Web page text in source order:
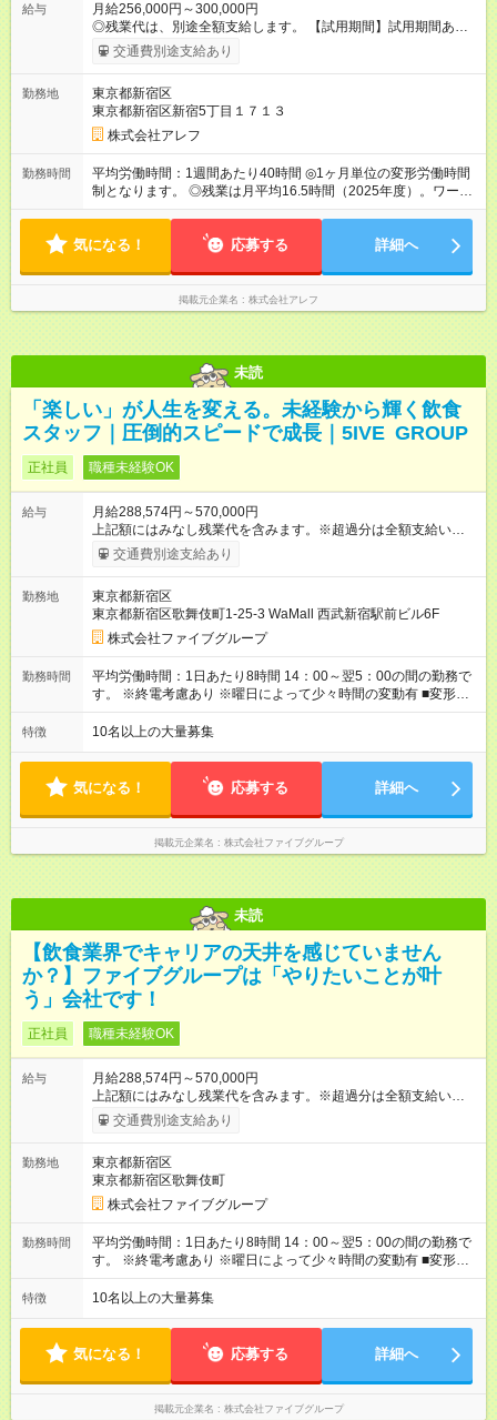
給与
月給256,000円～300,000円
◎残業代は、別途全額支給します。 【試用期間】試用期間あり
試用期間の長さ：3ヶ月 雇用形態、給与は本採用時と同じです。
交通費別途支給あり
勤務地
東京都新宿区
東京都新宿区新宿5丁目１７１３
株式会社アレフ
勤務時間
平均労働時間：1週間あたり40時間 ◎1ヶ月単位の変形労働時間
制となります。 ◎残業は月平均16.5時間（2025年度）。ワーク
ライフバランス充実のため、働きやすい環境づくりを推進して
労働時間制となります。 ◎残業は月平均16.5時間（2025年
りを推進しています。
気になる！ 応募する 詳細へ
掲載元企業名 株式会社アレフ
未読
「楽しい」が人生を変える。未経験から輝く飲食
スタッフ｜圧倒的スピードで成長｜5IVE GROUP
正社員 職種未経験OK
給与
月給288,574円～570,000円
上記額にはみなし残業代を含みます。※超過分は全額支給いたし
ます。 みなし残業代 55,495円／月 みなし残業時間 36時間／月
■昇給あり 年2回の給与査定による ■賞与あり ■前払い賞与あり
■残業手当あり ■交通費支給（上限3万円/月） ■引越し手当 敷
金・礼金・保証金・保険料の初期費用+荷物運搬費を支給 ※規定
あり ■積立金制度 給与ならびに賞与から積立を行える(年利2%)
シフトは22:00～翌5:00の深夜帯に入ってもらうこともありま
す。 一般的な飲食業では、この深夜帯のお給料は「みなし」と
して基本給に含まれることがしばしば・・・ でもファイブでは
ら楽しい接客は出来ません。 頑張りに対しては誠実に向き合っ
てしっかり還元することを大事にしています！ 【試用期間】試
用期間あり 試用期間の長さ：3ヶ月 雇用形態、給与は本採用時
と同じです。
交通費別途支給あり
勤務地
東京都新宿区
東京都新宿区歌舞伎町1-25-3 WaMall 西武新宿駅前ビル6F
株式会社ファイブグループ
勤務時間
平均労働時間：1日あたり8時間 14：00～翌5：00の間の勤務で
す。 ※終電考慮あり ※曜日によって少々時間の変動有 ■変形労
働時間制 ■実労働時間：8時間程度 ■休憩時間：1時間程度～2時
間 休憩時間は勤務時間による ■月平均所定労働時間：173時間 ■
14：00～翌5：00の間の勤務です。 ※終電考慮あり ※曜日によ
って少々時間の変動有 ■変形労働時間制 ■実労働時間：8時間程
度 ■休憩時間：1時間程度～2時間 休憩時間は勤務時間による ■
月平均所定労働時間：173時間 ■平均残業時間：42時間程度
特徴 10名以上の大量募集
気になる！ 応募する 詳細へ
掲載元企業名 株式会社ファイブグループ
未読
【飲食業界でキャリアの天井を感じていません
か？】ファイブグループは「やりたいことが叶
う」会社です！
正社員 職種未経験OK
給与
月給288,574円～570,000円
上記額にはみなし残業代を含みます。※超過分は全額支給いたし
ます。 みなし残業代 55,495円／月 みなし残業時間 36時間／月
■昇給あり 年2回の給与査定による ■賞与あり ■前払い賞与あり
■残業手当あり ■交通費支給（上限3万円/月） ■引越し手当 敷
金・礼金・保証金・保険料の初期費用+荷物運搬費を支給 ※規定
あり ■積立金制度 給与ならびに賞与から積立を行える(年利2%)
シフトは22:00～翌5:00の深夜帯に入ってもらうこともありま
す。 一般的な飲食業では、この深夜帯のお給料は「みなし」と
して基本給に含まれることがしばしば・・・ でもファイブでは
ら楽しい接客は出来ません。 頑張りに対しては誠実に向き合っ
てしっかり還元することを大事にしています！ 【試用期間】試
用期間あり 試用期間の長さ：3ヶ月 雇用形態、給与は本採用時
と同じです。
交通費別途支給あり
勤務地
東京都新宿区
東京都新宿区歌舞伎町
株式会社ファイブグループ
勤務時間
平均労働時間：1日あたり8時間 14：00～翌5：00の間の勤務で
す。 ※終電考慮あり ※曜日によって少々時間の変動有 ■変形労
働時間制 ■実労働時間：8時間程度 ■休憩時間：1時間程度～2時
間 休憩時間は勤務時間による ■月平均所定労働時間：173時間 ■
14：00～翌5：00の間の勤務です。 ※終電考慮あり ※曜日によ
って少々時間の変動有 ■変形労働時間制 ■実労働時間：8時間程
度 ■休憩時間：1時間程度～2時間 休憩時間は勤務時間による ■
月平均所定労働時間：173時間 ■平均残業時間：42時間程度
特徴 10名以上の大量募集
気になる！ 応募する 詳細へ
掲載元企業名 株式会社ファイブグループ